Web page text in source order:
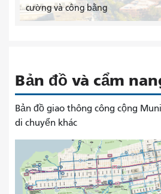
cường và công bằng
Bản đồ và cẩm
Bản đồ giao thông công cộng
di chuyển khác